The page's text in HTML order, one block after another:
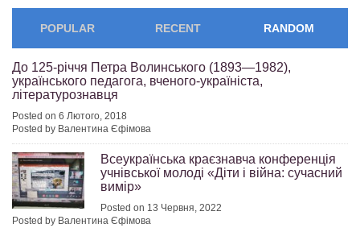
POPULAR RECENT RANDOM
До 125-річчя Петра Волинського (1893—1982),
українського педагога, вченого-україніста,
літературознавця
Posted on 6 Лютого, 2018
Posted by Валентина Єфімова
Всеукраїнська краєзнавча конференція
учнівської молоді «Діти і війна: сучасний
вимір»
Posted on 13 Червня, 2022
Posted by Валентина Єфімова